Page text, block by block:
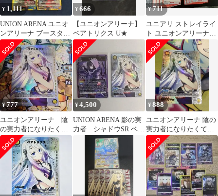
¥ 1,111
UNION ARENA ユニオ
ンアリーナ ブースター
パック SR セット
¥666
【ユニオンアリーナ】
ベアトリクス U★
¥711
ユニアリ ストレイライ
ト ユニオンアリーナ
UNION ARENA Vol.2
¥777
ユニオンアリーナ 陰
の実力者になりたく
て ベアトリクス u
パラレル
¥4,500
UNION ARENA 影の実
力者 シャドウSR ベア
トリクスU☆セット
¥888
ユニオンアリーナ 陰の
実力者になりたくて！
ベアトリクス U★ パラ
レル